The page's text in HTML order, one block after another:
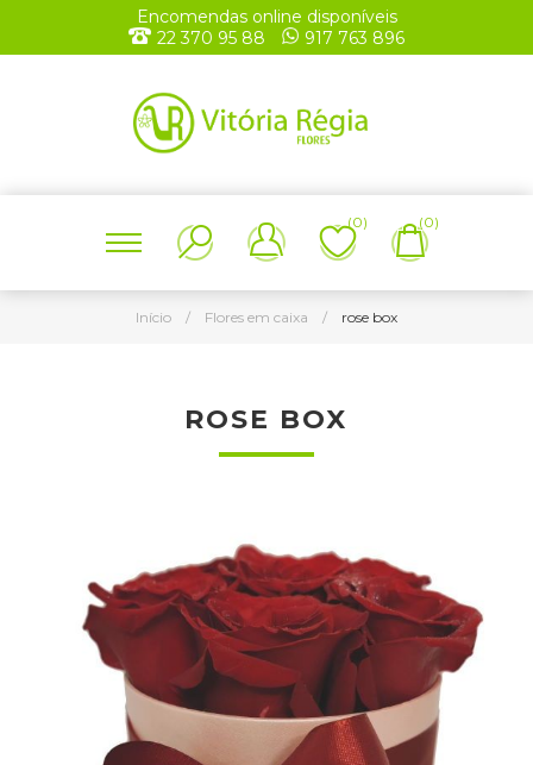
Encomendas online disponíveis
22 370 95 88
917 763 896
(0) (0)
Início / Flores em caixa / rose box
ROSE BOX